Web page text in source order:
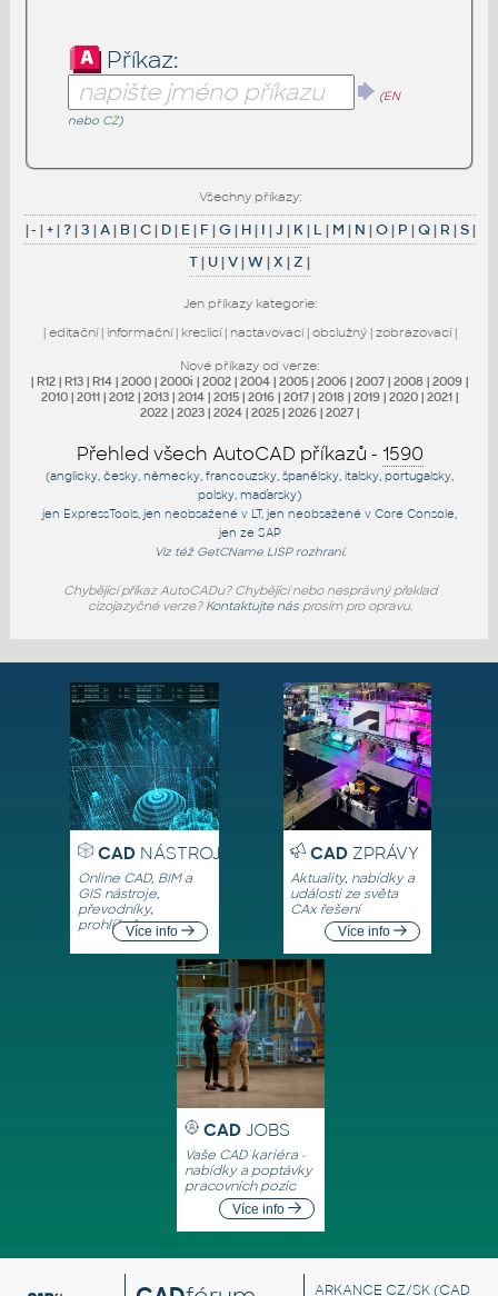
Příkaz:
(EN
nebo CZ)
Všechny příkazy:
|- |+|?|3 |A| B|C| D| E| F |G| H| I |J | K| L | M | N |O| P |Q| R |S|
T| U|V|W|X |Z |
Jen příkazy kategorie:
| editační| informační| kreslicí| nastavovací| obslužný| zobrazovací|
Nové příkazy od verze:
| R12 | R13 | R14 | 2000 | 2000i | 2002 | 2004 | 2005 | 2006 | 2007 | 2008 | 2009 |
2010 | 2011 | 2012 | 2013 | 2014 | 2015 | 2016 | 2017 | 2018 | 2019 | 2020 | 2021 |
2022 | 2023 | 2024 | 2025 | 2026 | 2027 |
Přehled všech AutoCAD příkazů - 1590
(anglicky, česky, německy, francouzsky, španělsky, italsky, portugalsky,
polsky, maďarsky)
jen ExpressTools , jen neobsažené v LT, jen neobsažené v Core Console
jen ze SAP
Viz též GetCNameLISP rozhraní.
Chybějící příkaz AutoCADu? Chybějící nebo nesprávný překlad
cizojazyčné verze? Kontaktujte násprosím pro opravu.
CADNÁSTROJE
Online CAD, BIM a
GIS nástroje,
převodníky,
prohlížečeVíce info
CADZPRÁVY
Aktuality, nabídky a
události ze světa
CAx řešení
Více info
CAD JOBS
Vaše CAD kariéra -
nabídky a poptávky
pracovních pozic
Více info
ARKANCE CZ/SK(CAD